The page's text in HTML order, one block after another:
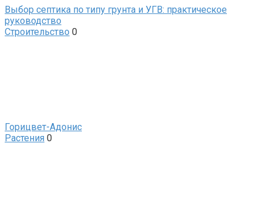
Выбор септика по типу грунта и УГВ: практическое
руководство
Строительство 0
Горицвет-Адонис
Растения 0